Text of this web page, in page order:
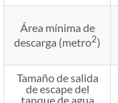
Área mínima de
descarga (metro2)
Tamaño de salida
de escape del
tanque de agua